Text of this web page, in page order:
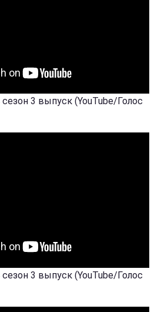
сезон 3 выпуск (YouTube/Голос
сезон 3 выпуск (YouTube/Голос